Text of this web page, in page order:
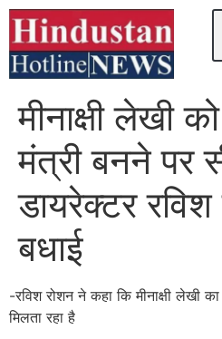
मीनाक्षी लेखी
मंत्री बनने पर
डायरेक्टर
बधाई
-रविश रोशन ने कहा कि मीनाक्षी लेखी
मिलता रहा है